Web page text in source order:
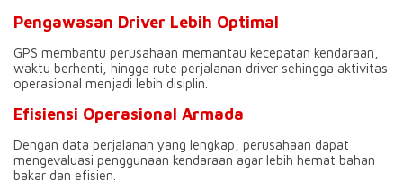
Pengawasan Driver Lebih Optimal
GPS membantu perusahaan memantau kecepatan kendaraan,
waktu berhenti, hingga rute perjalanan driver sehingga aktivitas
operasional menjadi lebih disiplin.
Efisiensi Operasional Armada
Dengan data perjalanan yang lengkap, perusahaan dapat
mengevaluasi penggunaan kendaraan agar lebih hemat bahan
bakar dan efisien.